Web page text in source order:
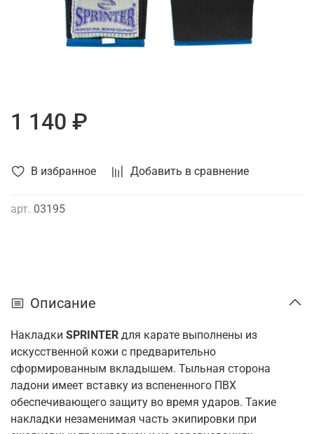
В избранное Добавить в сравнение
арт. 03195
1 140 ₽
Описание
Накладки SPRINTER для карате выполнены из
искусственной кожи с предварительно
сформированным вкладышем. Тыльная сторона
ладони имеет вставку из вспененного ПВХ
обеспечивающего защиту во время ударов. Такие
накладки незаменимая часть экипировки при